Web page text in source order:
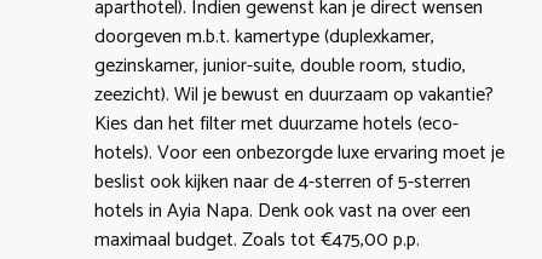
aparthotel). Indien gewenst kan je direct wensen
doorgeven m.b.t. kamertype (duplexkamer,
gezinskamer, junior-suite, double room, studio,
zeezicht). Wil je bewust en duurzaam op vakantie?
Kies dan het filter met duurzame hotels (eco-
hotels). Voor een onbezorgde luxe ervaring moet je
beslist ook kijken naar de 4-sterren of 5-sterren
hotels in Ayia Napa. Denk ook vast na over een
maximaal budget. Zoals tot €475,00 p.p.